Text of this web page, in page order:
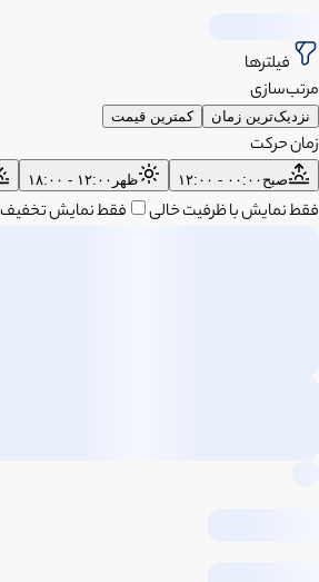
فیلترها
مرتب‌سازی
نزدیک‌ترین زمان کمترین قیمت
زمان حرکت
صبح ۰۰:۰۰ - ۱۲:۰۰ ظهر ۱۲:۰۰ - ۱۸:۰۰
فقط نمایش با ظرفیت خالی فقط نمایش